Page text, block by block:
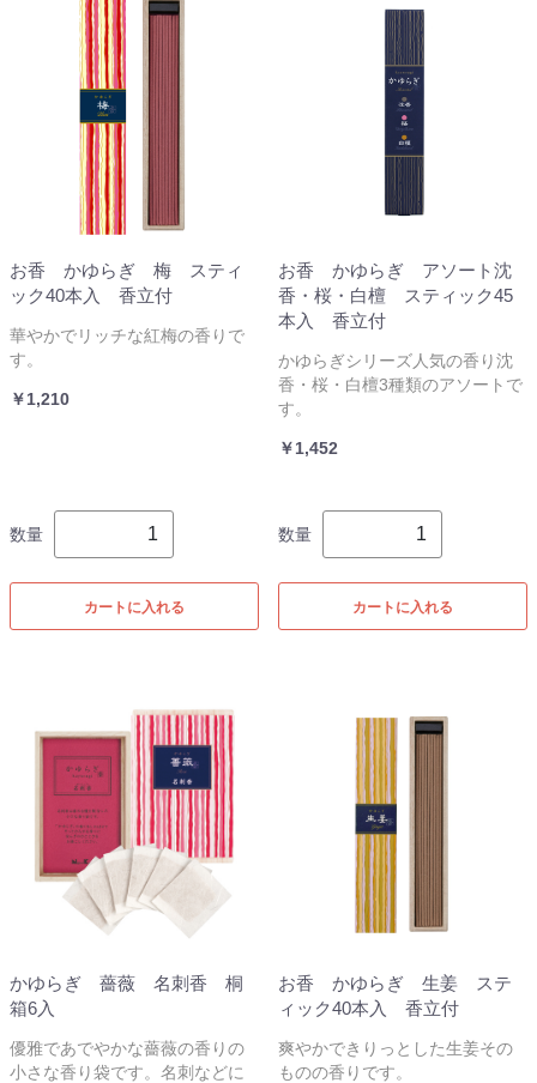
お香 かゆらぎ 梅 スティ
ック40本入 香立付
華やかでリッチな紅梅の香りで
す。
￥1,210
数量
カートに入れる
お香 かゆらぎ アソート沈
香・桜・白檀 スティック45
本入 香立付
かゆらぎシリーズ人気の香り沈
香・桜・白檀3種類のアソートで
す。
￥1,452
数量
カートに入れる
かゆらぎ 薔薇 名刺香 桐
箱6入
優雅であでやかな薔薇の香りの
小さな香り袋です。名刺などに
お香 かゆらぎ 生姜 ステ
ィック40本入 香立付
爽やかできりっとした生姜その
ものの香りです。